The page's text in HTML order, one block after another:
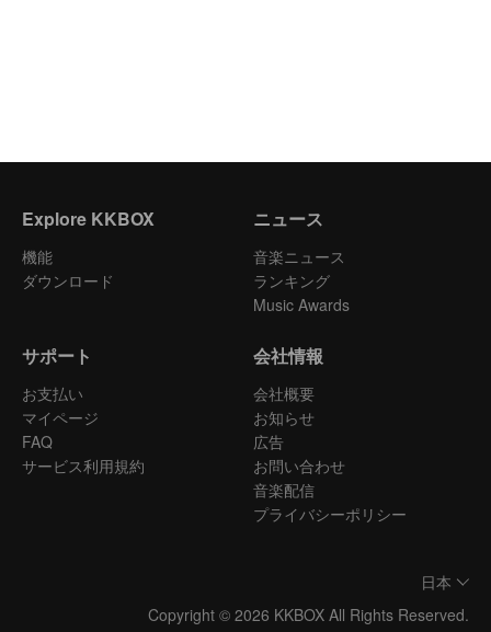
Explore KKBOX
機能
ダウンロード
ニュース
音楽ニュース
ランキング
Music Awards
サポート
お支払い
マイページ
FAQ
サービス利用規約
会社情報
会社概要
お知らせ
広告
お問い合わせ
音楽配信
プライバシーポリシー
日本
Copyright © 2026 KKBOX All Rights Reserved.